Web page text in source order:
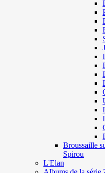
Broussaille
Spirou
L'Elan